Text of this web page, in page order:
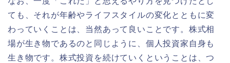
ても、それが年齢やライフスタイルの変化とともに変
わっていくことは、当然あって良いことです。株式相
場が生き物であるのと同じように、個人投資家自身も
生き物です。株式投資を続けていくということは、つ